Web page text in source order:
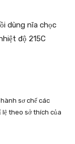
dùng nĩa chọc
độ 215C
sơ chế các
theo sở thích của